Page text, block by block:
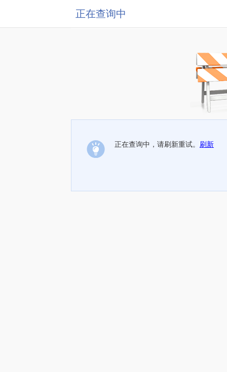
正在查询中
正在查询中，请刷新重试。 刷新